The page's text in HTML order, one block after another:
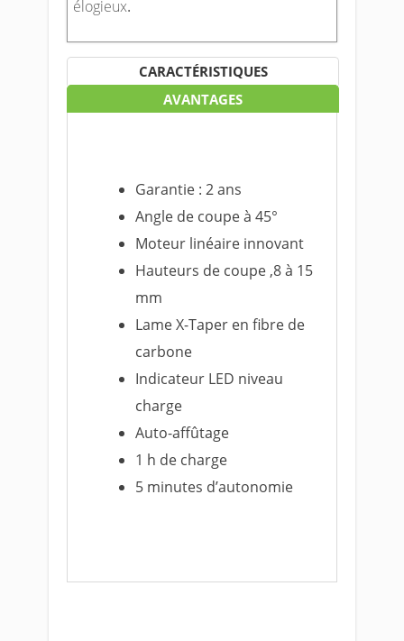
élogieux.
CARACTÉRISTIQUES
AVANTAGES
Garantie : 2 ans
Angle de coupe à 45°
Moteur linéaire innovant
Hauteurs de coupe ,8 à 15
mm
Lame X-Taper en fibre de
carbone
Indicateur LED niveau
charge
Auto-affûtage
1 h de charge
5 minutes d’autonomie